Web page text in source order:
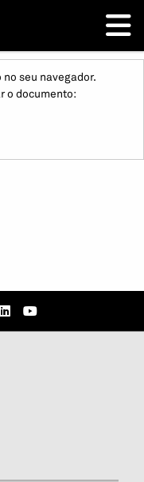
seu navegador.
o documento: